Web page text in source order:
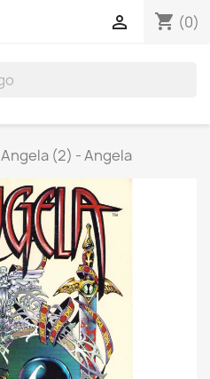
shopping_cart (0)

Angela (2) - Angela